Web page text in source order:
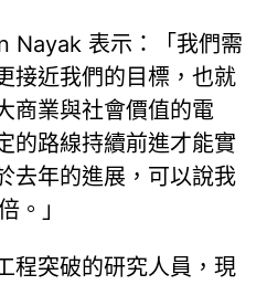
Nayak 表示：「我們需
接近我們的目標，也就
商業與社會價值的電
的路線持續前進才能實
去年的進展，可以說我
。」
程突破的研究人員，現